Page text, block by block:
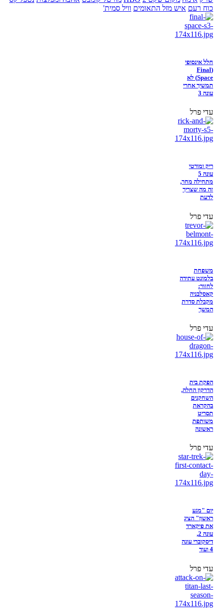
כוח רעם איש מזל התאומים וויל סמית'
חלל אינסופי
(Final
Space) לא
תמשיך אחרי
עונה 3
עדי פרל
ריק ומורטי
עונה 5
מתחילה מחר,
זה מה שצריך
לדעת
עדי פרל
משפחת
בלמונט עתידה
לחזור:
קאסלבניה
מקבלת סדרת
המשך
עדי פרל
הפקת בית
הדרקון החלה,
השחקנים
בהקראת
תסריט
משותפת
ראשונה
עדי פרל
יום "מגע
ראשון" הציג
את פיקארד
עונה 2,
דיסקוברי עונה
4 ועוד
עדי פרל